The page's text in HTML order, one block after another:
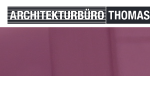
Skip
to
content